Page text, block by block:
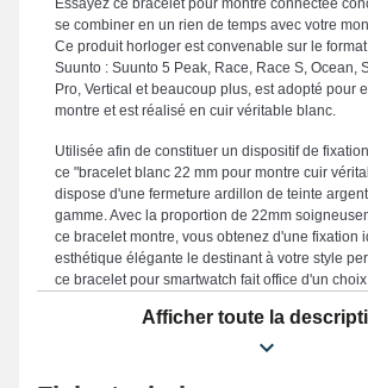
Essayez ce bracelet pour montre connectée
se combiner en un rien de temps avec votre
Ce produit horloger est convenable sur le
Suunto : Suunto 5 Peak, Race, Race S, Ocean,
Pro, Vertical et beaucoup plus, est adopté pour
montre et est réalisé en cuir véritable blanc.
Utilisée afin de constituer un dispositif de
ce "bracelet blanc 22 mm pour montre cuir
dispose d'une fermeture ardillon de teinte
gamme. Avec la proportion de 22mm
ce bracelet montre, vous obtenez d'une fixation
esthétique élégante le destinant à votre style
ce bracelet pour smartwatch fait office d'un
allure minimaliste et énergique de votre garde-
ce genre de bracelet de montre répond
Afficher toute la